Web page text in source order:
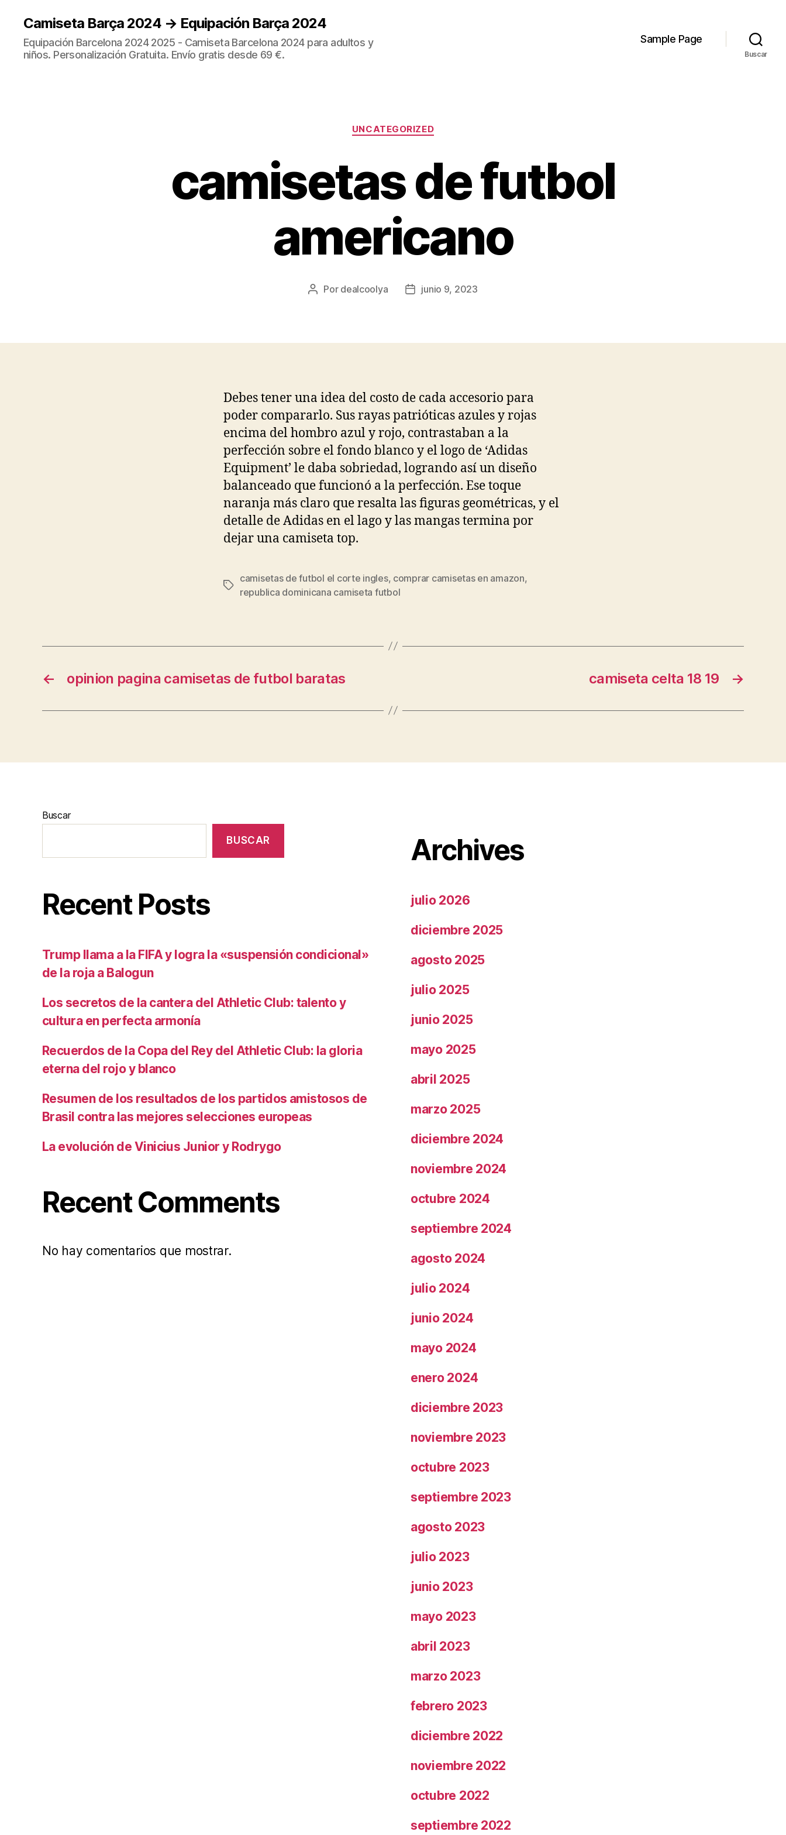
Camiseta Barça 2024 → Equipación Barça 2024
Equipación Barcelona 2024 2025 - Camiseta Barcelona 2024 para adultos y
niños. Personalización Gratuita. Envío gratis desde 69 €.
Sample Page
Buscar
Categorías
UNCATEGORIZED
camisetas de futbol
americano
Autor
Por dealcoolya
Fechajunio 9, 2023
Debes tener una idea del costo de cada accesorio para
poder compararlo. Sus rayas patrióticas azules y rojas
encima del hombro azul y rojo, contrastaban a la
perfección sobre el fondo blanco y el logo de ‘Adidas
Equipment’ le daba sobriedad, logrando así un diseño
balanceado que funcionó a la perfección. Ese toque
naranja más claro que resalta las figuras geométricas, y el
detalle de Adidas en el lago y las mangas termina por
dejar una camiseta top.
Etiquetas
camisetas de futbol el corte ingles, comprar camisetas en amazon,
republica dominicana camiseta futbol
← opinion pagina camisetas de futbol baratas →
camiseta celta 18 19
Buscar
BUSCAR
Recent Posts
Trump llama a la FIFA y logra la «suspensión condicional»
de la roja a Balogun
Los secretos de la cantera del Athletic Club: talento y
cultura en perfecta armonía
Recuerdos de la Copa del Rey del Athletic Club: la gloria
eterna del rojo y blanco
Resumen de los resultados de los partidos amistosos de
Brasil contra las mejores selecciones europeas
La evolución de Vinicius Junior y Rodrygo
Recent Comments
No hay comentarios que mostrar.
Archives
julio 2026
diciembre 2025
agosto 2025
julio 2025
junio 2025
mayo 2025
abril 2025
marzo 2025
diciembre 2024
noviembre 2024
octubre 2024
septiembre 2024
agosto 2024
julio 2024
junio 2024
mayo 2024
enero 2024
diciembre 2023
noviembre 2023
octubre 2023
septiembre 2023
agosto 2023
julio 2023
junio 2023
mayo 2023
abril 2023
marzo 2023
febrero 2023
diciembre 2022
noviembre 2022
octubre 2022
septiembre 2022